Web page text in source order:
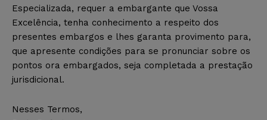
Especializada, requer a embargante que Vossa
Excelência, tenha conhecimento a respeito dos
presentes embargos e lhes garanta provimento para,
que apresente condições para se pronunciar sobre os
pontos ora embargados, seja completada a prestação
jurisdicional.
Nesses Termos,